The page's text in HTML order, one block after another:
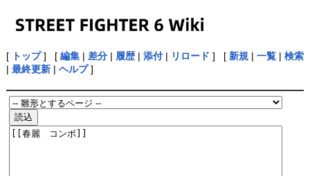
[ トップ] [ 編集| 差分| 履歴| 添付| リロード ] [ 新規| 一覧| 検索
| 最終更新| ヘルプ]